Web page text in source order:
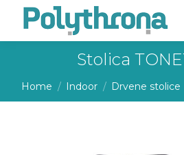
Stolica
You are here:
Home Indoor Drvene stolice